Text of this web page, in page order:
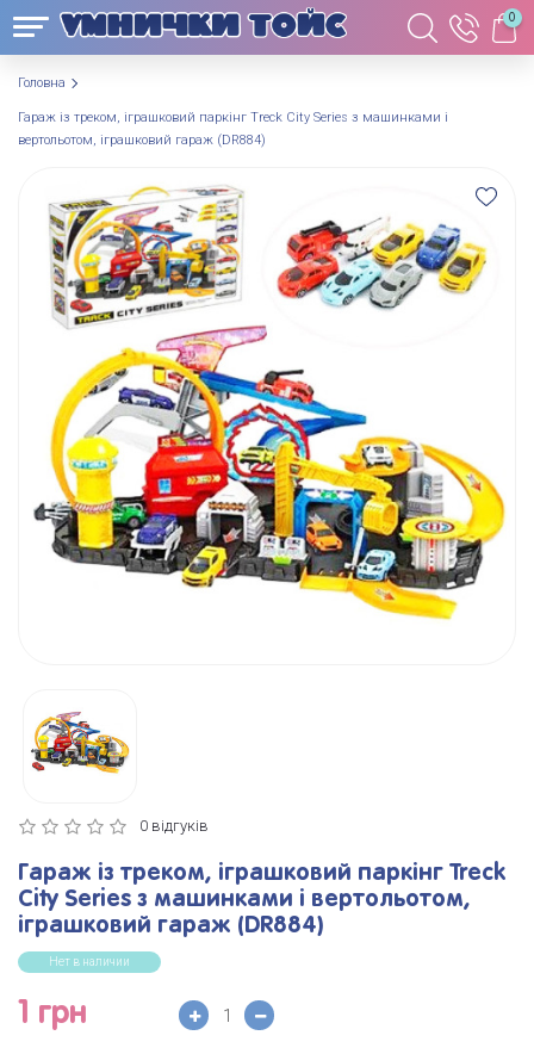
0
Головна
Гараж із треком, іграшковий паркінг Treck City Series з машинками і
вертольотом, іграшковий гараж (DR884)
0 відгуків
Гараж із треком, іграшковий паркінг Treck
City Series з машинками і вертольотом,
іграшковий гараж (DR884)
Нет в наличии
1 грн